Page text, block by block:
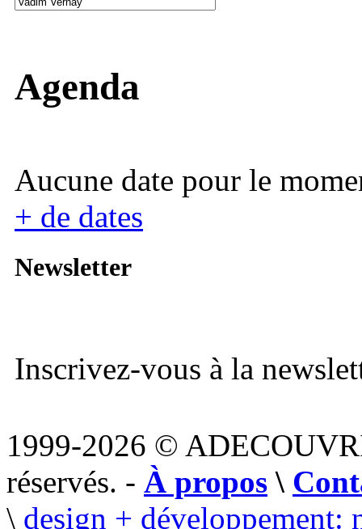
Agenda
Aucune date pour le
+ de dates
Newsletter
Inscrivez-vous à la
1999-2026 ©
réservés. - À propos \
\ design + développement: